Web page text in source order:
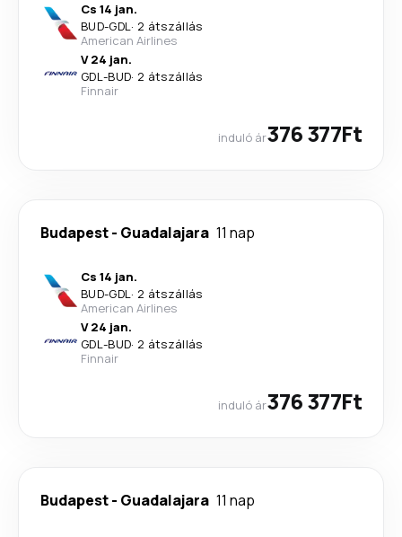
Cs 14 jan.
BUD-GDL· 2 átszállás
American Airlines
V 24 jan.
GDL-BUD· 2 átszállás
Finnair
induló ár376 377Ft
Budapest- Guadalajara 11 nap
Cs 14 jan.
BUD-GDL· 2 átszállás
American Airlines
V 24 jan.
GDL-BUD· 2 átszállás
Finnair
induló ár376 377Ft
Budapest- Guadalajara 11 nap